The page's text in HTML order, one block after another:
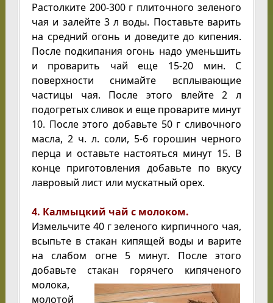
Растолките 200-300 г плиточного зеленого
чая и залейте 3 л воды. Поставьте варить
на средний огонь и доведите до кипения.
После подкипания огонь надо уменьшить
и проварить чай еще 15-20 мин. С
поверхности снимайте всплывающие
частицы чая. После этого влейте 2 л
подогретых сливок и еще проварите минут
10. После этого добавьте 50 г сливочного
масла, 2 ч. л. соли, 5-6 горошин черного
перца и оставьте настояться минут 15. В
конце приготовления добавьте по вкусу
лавровый лист или мускатный орех.
4. Калмыцкий чай с молоком.
Измельчите 40 г зеленого кирпичного чая,
всыпьте в стакан кипящей воды и варите
на слабом огне 5 минут. После этого
добавьте стакан горячего кипяченого
молока,
молотой